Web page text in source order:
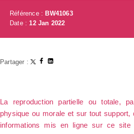
Référence : BW41063
Date : 12 Jan 2022
Partager :
La reproduction partielle ou totale,
physique ou morale et sur tout support,
informations mis en ligne sur ce site